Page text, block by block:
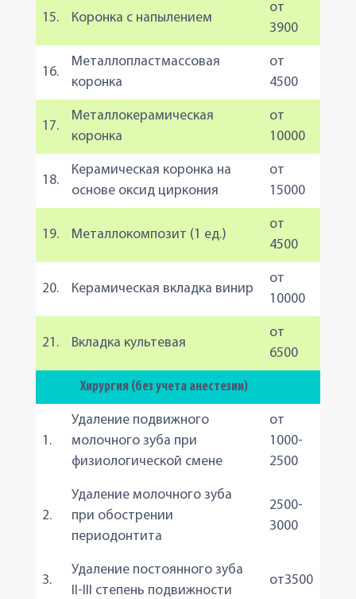
15. Коронка с напылением
от
3900
16.
Металлопластмассовая
коронка
от
4500
17.
Металлокерамическая
коронка
от
10000
18.
Керамическая коронка на
основе оксид циркония
от
15000
19. Металлокомпозит (1 ед.)
от
4500
20. Керамическая вкладка винир
от
10000
21. Вкладка культевая
от
6500
Хирургия (без учета анестезии)
1.
Удаление подвижного
молочного зуба при
физиологической смене
от
1000-
2500
2.
Удаление молочного зуба
при обострении
периодонтита
2500-
3000
3.
Удаление постоянного зуба
II-III степень подвижности
от3500